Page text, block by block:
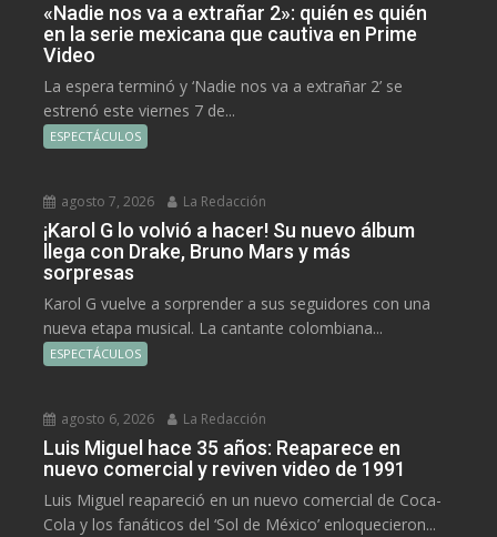
«Nadie nos va a extrañar 2»: quién es quién
en la serie mexicana que cautiva en Prime
Video
La espera terminó y ‘Nadie nos va a extrañar 2’ se
estrenó este viernes 7 de...
ESPECTÁCULOS
agosto 7, 2026 La Redacción
¡Karol G lo volvió a hacer! Su nuevo álbum
llega con Drake, Bruno Mars y más
sorpresas
Karol G vuelve a sorprender a sus seguidores con una
nueva etapa musical. La cantante colombiana...
ESPECTÁCULOS
agosto 6, 2026 La Redacción
Luis Miguel hace 35 años: Reaparece en
nuevo comercial y reviven video de 1991
Luis Miguel reapareció en un nuevo comercial de Coca-
Cola y los fanáticos del ‘Sol de México’ enloquecieron...